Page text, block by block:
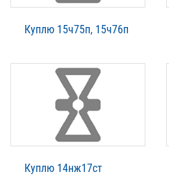
Куплю 15ч75п, 15ч76п
Куплю 14нж17ст